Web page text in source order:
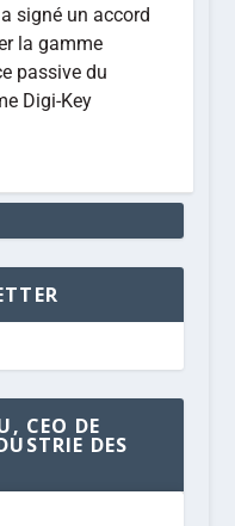
signé un accord
la gamme
passive du
Digi-Key
CEO DE
DES